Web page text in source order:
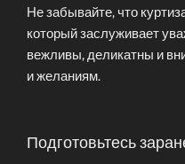
Не забывайте, что
который заслуживает
вежливы, деликатны и
и желаниям.
Подготовьтесь